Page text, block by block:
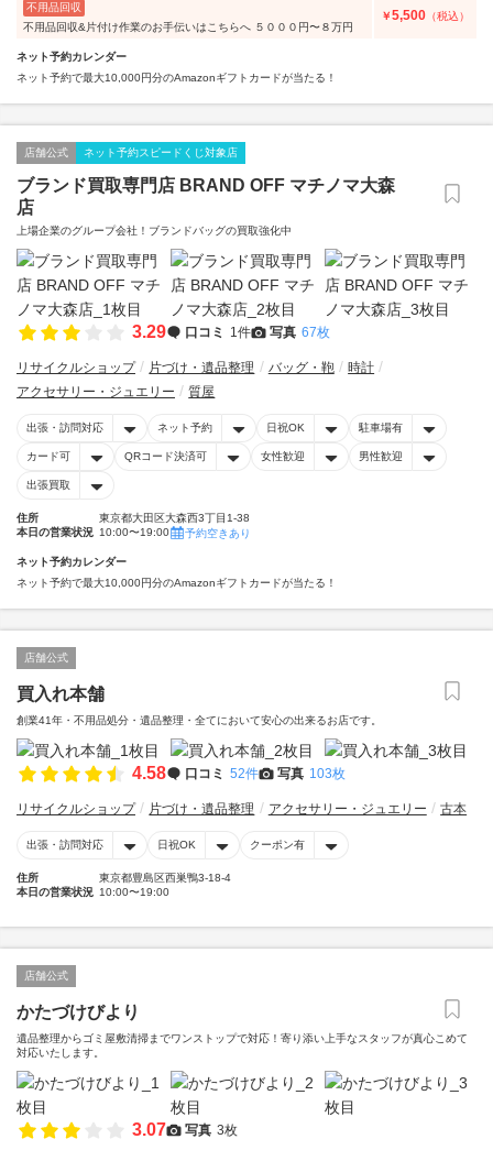
不用品回収
不用品回収&片付け作業のお手伝いはこちらへ ５０００円〜８万円
￥5,500 （税込）
ネット予約カレンダー
ネット予約で最大10,000円分のAmazonギフトカードが当たる！
店舗公式 ネット予約スピードくじ対象店
ブランド買取専門店 BRAND OFF マチノマ大森
店
上場企業のグループ会社！ブランドバッグの買取強化中
3.29 口コミ 1件 写真 67枚
リサイクルショップ 片づけ・遺品整理 バッグ・鞄
時計
アクセサリー・ジュエリー
質屋
出張・訪問対応 ネット予約 日祝OK 駐車場有
カード可 QRコード決済可 女性歓迎 男性歓迎
出張買取
住所
東京都大田区大森西3丁目1-38
本日の営業状況 10:00〜19:00 予約空きあり
ネット予約カレンダー
ネット予約で最大10,000円分のAmazonギフトカードが当たる！
店舗公式
買入れ本舗
創業41年・不用品処分・遺品整理・全てにおいて安心の出来るお店です。
4.58 口コミ 52件 写真 103枚
リサイクルショップ 片づけ・遺品整理 アクセサリー・ジュエリー 古本
出張・訪問対応 日祝OK クーポン有
住所
東京都豊島区西巣鴨3-18-4
本日の営業状況 10:00〜19:00
店舗公式
かたづけびより
遺品整理からゴミ屋敷清掃までワンストップで対応！寄り添い上手なスタッフが真心こめて
対応いたします。
3.07 写真 3枚